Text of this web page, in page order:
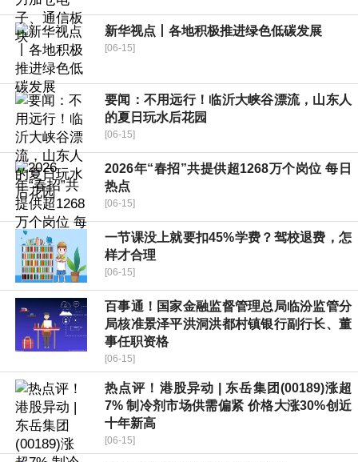
新华视点丨各地积极推进绿色低碳发展
[06-15]
要闻：不用远行！临沂大峡谷漂流，山东人
的夏日玩水后花园
[06-15]
2026年“春招”共提供超1268万个岗位 每日
热点
[06-15]
一节课没上就要扣45%学费？驾校退费，怎
样才合理
[06-15]
百事通！国家金融监督管理总局临汾监管分
局核准景泽平洪洞洪都村镇银行副行长、董
事任职资格
[06-15]
热点评！港股异动 | 东岳集团(00189)涨超
7% 制冷剂市场供需偏紧 价格大涨30%创近
十年新高
[06-15]